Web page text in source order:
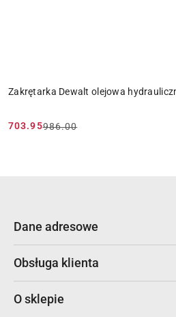
Zakrętarka Dewalt olejowa
Cena
703.95
Cena
986.00
Dane adresowe
Obsługa klienta
O sklepie